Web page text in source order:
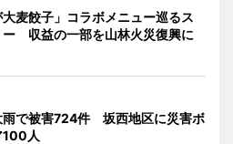
大麦餃子」コラボメニュー巡るス
ー 収益の一部を山林火災復興に
雨で被害724件 坂西地区に災害ボ
100人